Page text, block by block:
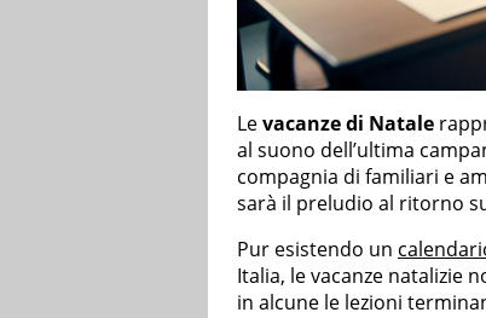
Levacanze di Natale
al suono dell’ultima
compagnia di familiari e
sarà il preludio al ritorno
Pur esistendo un
Italia, le vacanze natalizie
in alcune le lezioni